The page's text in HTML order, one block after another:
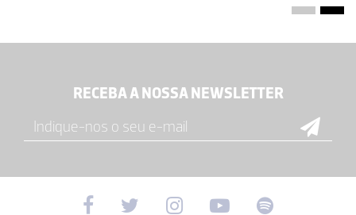
RECEBA A NOSSA NEWSLETTER